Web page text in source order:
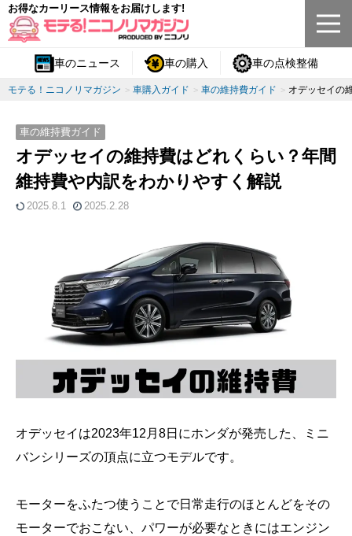
お得なカーリース情報をお届けします!
車のニュース 車の購入 車の点検整備
モテる！ニコノリマガジン 車購入ガイド 車の維持費ガイド オデッセイの
車の維持費ガイド
オデッセイの維持費はどれくらい？年間
維持費や内訳をわかりやすく解説
2025.8.1 2025.2.28
オデッセイは2023年12月8日にホンダが発売した、ミニ
バンシリーズの頂点に立つモデルです。
モーターをふたつ使うことで日常走行のほとんどをその
モーターでおこない、パワーが必要なときにはエンジン